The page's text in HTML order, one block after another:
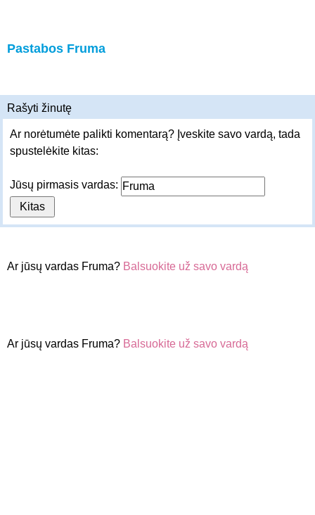
Pastabos Fruma
Rašyti žinutę
Ar norėtumėte palikti komentarą? Įveskite savo vardą, tada
spustelėkite kitas:
Jūsų pirmasis vardas:
Ar jūsų vardas Fruma? Balsuokite už savo vardą
Ar jūsų vardas Fruma? Balsuokite už savo vardą